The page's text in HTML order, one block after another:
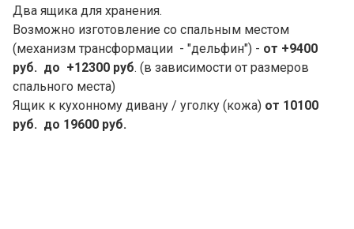
Два ящика для хранения.
Возможно изготовление со спальным местом
(механизм трансформации - "дельфин") - от +9400
руб. до +12300 руб. (в зависимости от размеров
спального места)
Ящик к кухонному дивану / уголку (кожа) от 10100
руб. до 19600 руб.